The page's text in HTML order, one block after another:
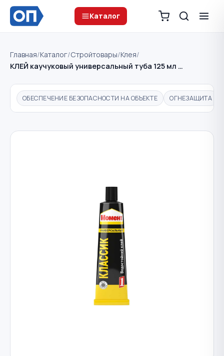
Каталог
Главная/Каталог/Стройтовары/Клея/
КЛЕЙ каучуковый универсальный туба 125 мл …
ОБЕСПЕЧЕНИЕ БЕЗОПАСНОСТИ НА ОБЪЕКТЕ ОГНЕЗАЩИТА